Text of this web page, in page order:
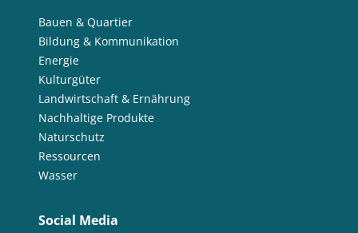
Bauen & Quartier
Bildung & Kommunikation
Energie
Kulturgüter
Landwirtschaft & Ernährung
Nachhaltige Produkte
Naturschutz
Ressourcen
Wasser
Social Media